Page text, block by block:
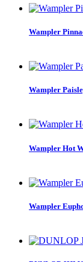
Wampler
Wampler
Wampler Hot
Wampler